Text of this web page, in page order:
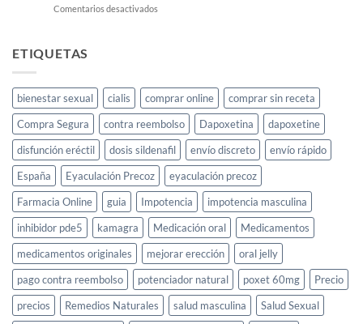
Comentarios desactivados
libido
femenina
y
cómo
usarlo
ETIQUETAS
bienestar sexual cialis comprar online
comprar sin receta
Compra Segura
contra reembolso Dapoxetina
dapoxetine
disfunción eréctil
dosis sildenafil envío discreto
envío rápido
España
Eyaculación Precoz
eyaculación precoz
Farmacia Online
guia Impotencia
impotencia masculina
inhibidor pde5
kamagra Medicación oral
Medicamentos
medicamentos originales
mejorar erección
oral jelly
pago contra reembolso
potenciador natural poxet 60mg
Precio
precios
Remedios Naturales salud masculina
Salud Sexual